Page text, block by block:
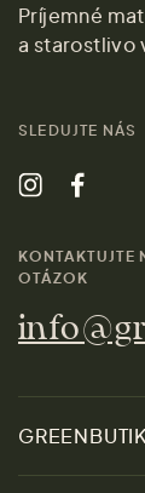
Príjemné
a starostlivo
SLEDUJTE NÁS
KONTAKTUJTE
OTÁZOK
GREENBUTIK